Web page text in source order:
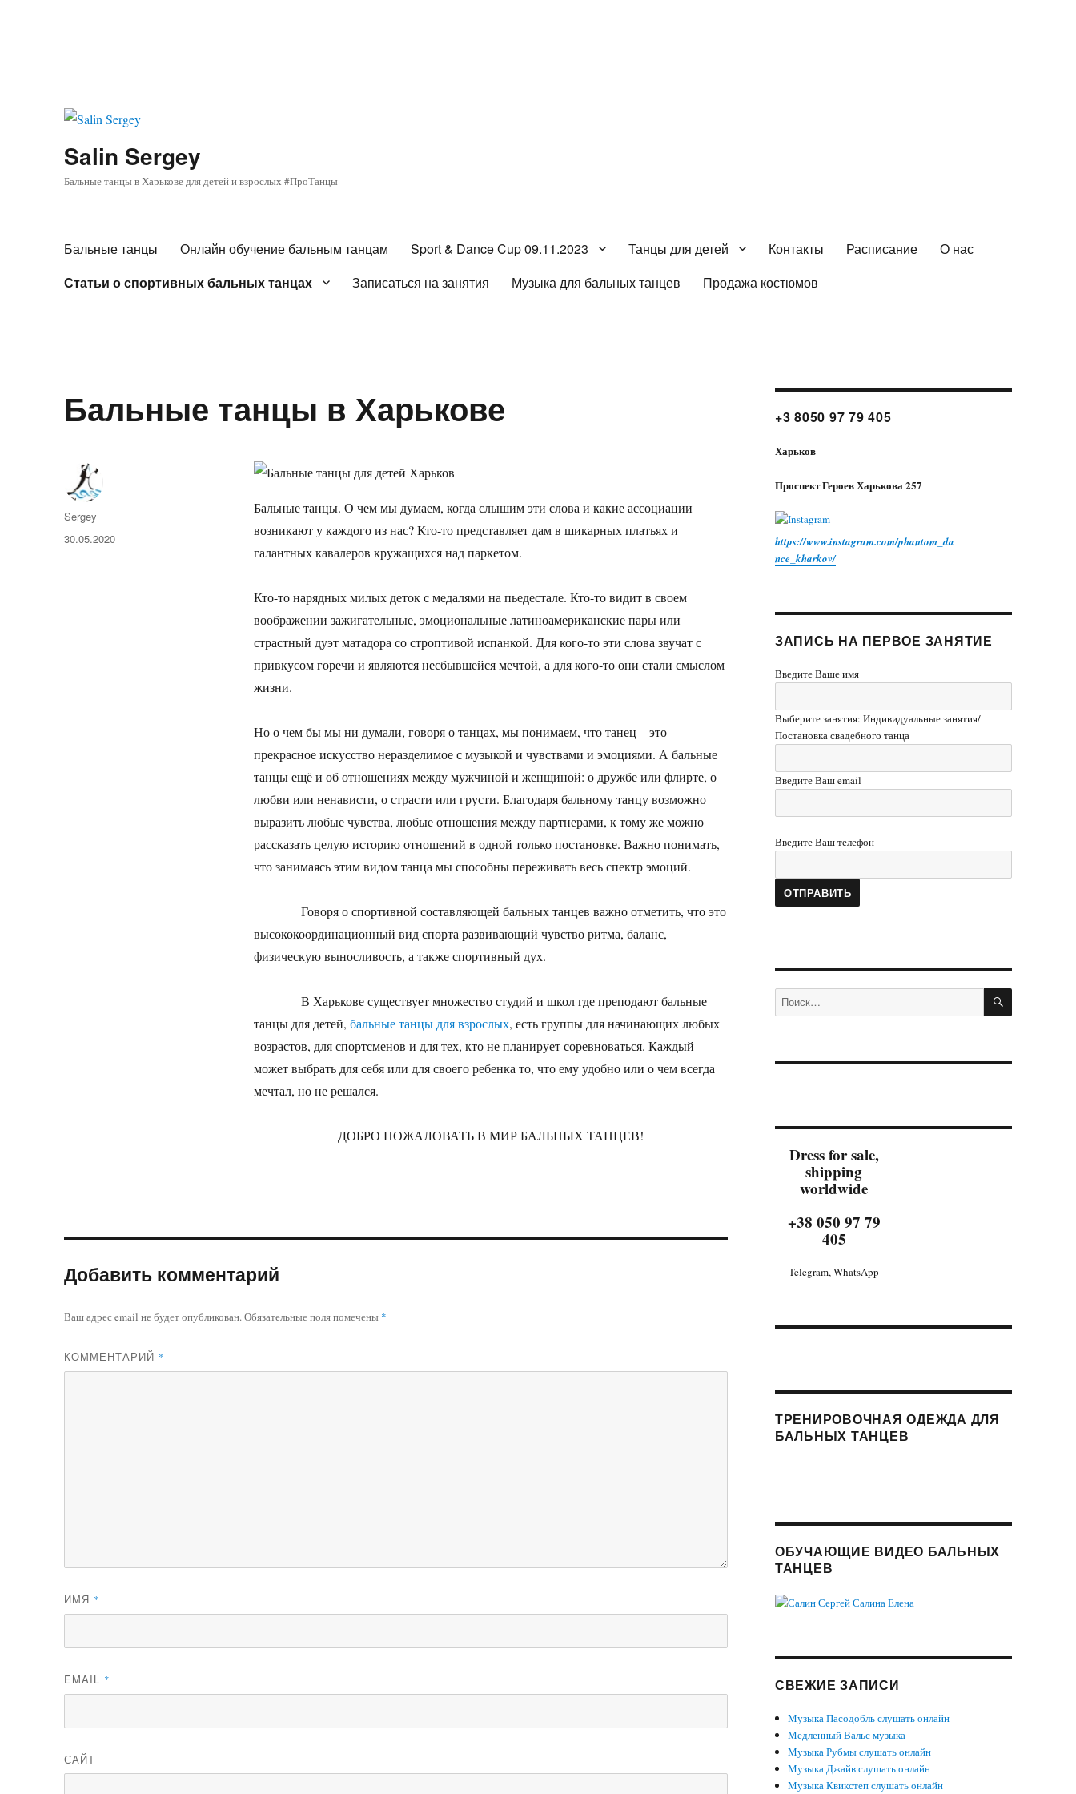
Salin Sergey
Бальные танцы в Харькове для детей и взрослых #ПроТанцы
Бальные танцы Онлайн обучение бальным танцам Sport & Dance Cup 09.11.2023 Танцы для детей Контакты Расписание
О нас
Статьи о спортивных бальных танцах
Записаться на занятия Музыка для бальных танцев Продажа костюмов
Бальные танцы в Харькове
Бальные танцы. О чем мы думаем, когда слышим эти слова и какие ассоциации
возникают у каждого из нас? Кто-то представляет дам в шикарных платьях и
галантных кавалеров кружащихся над паркетом.
Кто-то нарядных милых деток с медалями на пьедестале. Кто-то видит в своем
воображении зажигательные, эмоциональные латиноамериканские пары или
страстный дуэт матадора со строптивой испанкой. Для кого-то эти слова звучат с
привкусом горечи и являются несбывшейся мечтой, а для кого-то они стали смыслом
жизни.
Но о чем бы мы ни думали, говоря о танцах, мы понимаем, что танец – это
прекрасное искусство неразделимое с музыкой и чувствами и эмоциями. А бальные
танцы ещё и об отношениях между мужчиной и женщиной: о дружбе или флирте, о
любви или ненависти, о страсти или грусти. Благодаря бальному танцу возможно
выразить любые чувства, любые отношения между партнерами, к тому же можно
рассказать целую историю отношений в одной только постановке. Важно понимать,
что занимаясь этим видом танца мы способны переживать весь спектр эмоций.
Говоря о спортивной составляющей бальных танцев важно отметить, что это
высококоординационный вид спорта развивающий чувство ритма, баланс,
физическую выносливость, а также спортивный дух.
В Харькове существует множество студий и школ где преподают бальные
танцы для детей, бальные танцы для взрослых, есть группы для начинающих любых
возрастов, для спортсменов и для тех, кто не планирует соревноваться. Каждый
может выбрать для себя или для своего ребенка то, что ему удобно или о чем всегда
мечтал, но не решался.
ДОБРО ПОЖАЛОВАТЬ В МИР БАЛЬНЫХ ТАНЦЕВ!
Автор
Sergey
Опубликовано
30.05.2020
Добавить комментарий
Ваш адрес email не будет опубликован.Обязательные поля помечены *
КОММЕНТАРИЙ *
ИМЯ *
EMAIL *
САЙТ
+3 8050 97 79 405
Харьков
Проспект Героев Харькова 257
https://www.instagram.com/phantom_da
nce_kharkov/
ЗАПИСЬ НА ПЕРВОЕ ЗАНЯТИЕ
Введите Ваше имя
Выберите занятия: Индивидуальные занятия/
Постановка свадебного танца
Введите Ваш email
Введите Ваш телефон
Искать: ПОИСК
Dress for sale,
shipping
worldwide
+38 050 97 79
405
Telegram, WhatsApp
ТРЕНИРОВОЧНАЯ ОДЕЖДА ДЛЯ
БАЛЬНЫХ ТАНЦЕВ
ОБУЧАЮЩИЕ ВИДЕО БАЛЬНЫХ
ТАНЦЕВ
СВЕЖИЕ ЗАПИСИ
Музыка Пасодобль слушать онлайн
Медленный Вальс музыка
Музыка Рубмы слушать онлайн
Музыка Джайв слушать онлайн
Музыка Квикстеп слушать онлайн